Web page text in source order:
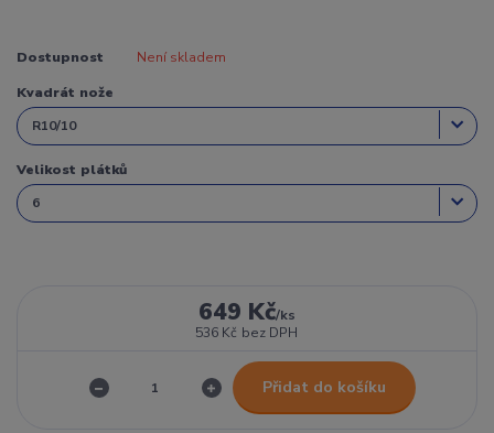
Dostupnost Není skladem
Kvadrát nože
Velikost plátků
649 Kč/ks
536 Kč bez DPH
Přidat do košíku